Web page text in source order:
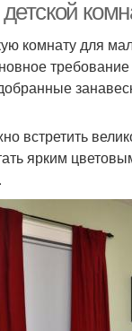
комнату для
встретить
ярким